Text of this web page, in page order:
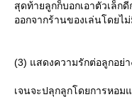
สุดท้ายลูกก็บอกเอาตัวเล็ก
ออกจากร้านของเล่นโดยไ
(3) แสดงความรักต่อลูกอย่า
เจนจะปลุกลูกโดยการหอม